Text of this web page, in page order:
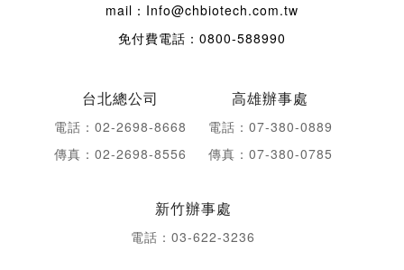
mail：Info@chbiotech.com.tw
免付費電話：0800-588990
台北總公司
電話：02-2698-8668
傳真：02-2698-8556
高雄辦事處
電話：07-380-0889
傳真：07-380-0785
新竹辦事處
電話：03-622-3236